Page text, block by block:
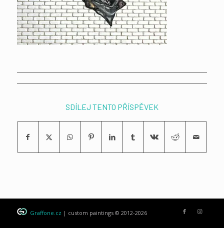
SDÍLEJ TENTO PŘÍSPĚVEK
Graffone.cz | custom paintings © 2012-2026